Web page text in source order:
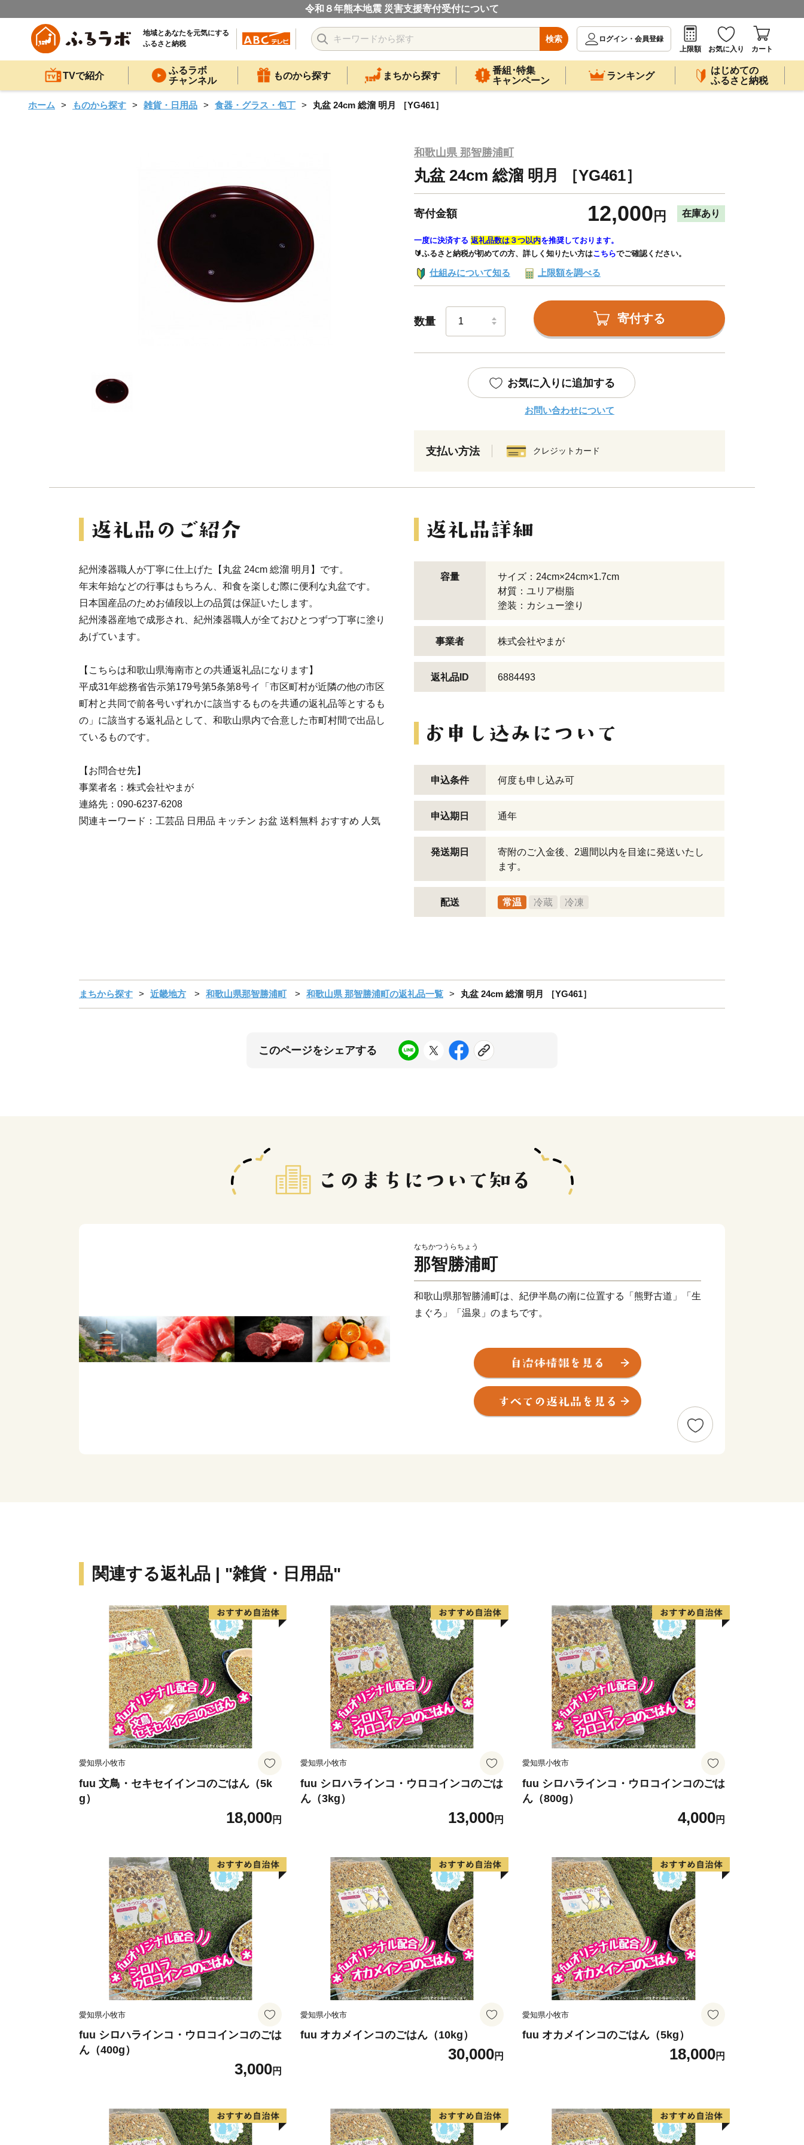
令和８年熊本地震 災害支援寄付受付について
地域とあなたを元気にする
ふるさと納税
検索
ログイン・会員登録
上限額
お気に入り カート
TVで紹介
ふるラボ
チャンネル
ものから探す まちから探す
番組･特集
キャンペーン
ランキング
はじめての
ふるさと納税
ホーム ものから探す 雑貨・日用品 食器・グラス・包丁 丸盆 24cm 総溜 明月 ［YG461］
和歌山県 那智勝浦町
丸盆 24cm 総溜 明月 ［YG461］
寄付金額 12,000 円 在庫あり
一度に決済する 返礼品数は３つ以内を推奨しております。
🔰ふるさと納税が初めての方、詳しく知りたい方はこちらでご確認ください。
仕組みについて知る 上限額を調べる
数量 寄付する
お気に入りに追加する
お問い合わせについて
支払い方法 クレジットカード
紀州漆器職人が丁寧に仕上げた【丸盆 24cm 総溜 明月】です。
年末年始などの行事はもちろん、和食を楽しむ際に便利な丸盆です。
日本国産品のためお値段以上の品質は保証いたします。
紀州漆器産地で成形され、紀州漆器職人が全ておひとつずつ丁寧に塗り
あげています。
【こちらは和歌山県海南市との共通返礼品になります】
平成31年総務省告示第179号第5条第8号イ「市区町村が近隣の他の市区
町村と共同で前各号いずれかに該当するものを共通の返礼品等とするも
の」に該当する返礼品として、和歌山県内で合意した市町村間で出品し
ているものです。
【お問合せ先】
事業者名：株式会社やまが
連絡先：090-6237-6208
関連キーワード：工芸品 日用品 キッチン お盆 送料無料 おすすめ 人気
容量
サイズ：24cm×24cm×1.7cm
材質：ユリア樹脂
塗装：カシュー塗り
事業者 株式会社やまが
返礼品ID 6884493
申込条件 何度も申し込み可
申込期日 通年
発送期日
寄附のご入金後、2週間以内を目途に発送いたし
ます。
配送 常温 冷蔵 冷凍
まちから探す 近畿地方 和歌山県那智勝浦町 和歌山県 那智勝浦町の返礼品一覧 丸盆 24cm 総溜 明月 ［YG461］
このページをシェアする
なちかつうらちょう
那智勝浦町
和歌山県那智勝浦町は、紀伊半島の南に位置する「熊野古道」「生
まぐろ」「温泉」のまちです。
世界遺産「紀伊山地の霊場と参詣道(通称：熊野古道)」の大きな見
所のひとつが那智勝浦町にあります。
苔むした石畳を上っていくと、、熊野三山のひとつ「熊野那智大
社」、西国三十三所の一番札所である「那智山青岸渡寺」、そして
日本一の落差133mを誇る「那智の滝」が忽然と姿を現します。
おだやかな太平洋を眺めながら、ゆったり、ほっこりしてみません
か？
関連する返礼品 | "雑貨・日用品"
愛知県小牧市
fuu 文鳥・セキセイインコのごはん（5k
g）
18,000円
愛知県小牧市
fuu シロハラインコ・ウロコインコのごは
ん（3kg）
13,000円
愛知県小牧市
fuu シロハラインコ・ウロコインコのごは
ん（800g）
4,000円
愛知県小牧市
fuu シロハラインコ・ウロコインコのごは
ん（400g）
3,000円
愛知県小牧市
fuu オカメインコのごはん（10kg）
30,000円
愛知県小牧市
fuu オカメインコのごはん（5kg）
18,000円